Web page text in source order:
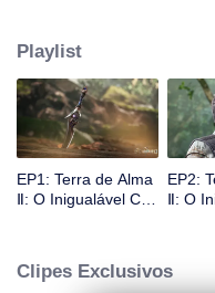
glória? Uma besta de alma de
pode escolher estrelas; O novo
declínio da Seita Tang... Muitos
Playlist
EP1: Terra de Alma
Ⅱ: O Inigualável Clã
EP2:
Ⅱ: O
Clipes Exclusivos